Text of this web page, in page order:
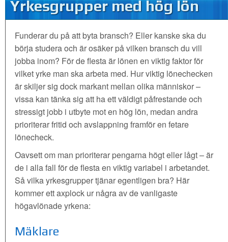
Yrkesgrupper med hög lön
Funderar du på att byta bransch? Eller kanske ska du
börja studera och är osäker på vilken bransch du vill
jobba inom? För de flesta är lönen en viktig faktor för
vilket yrke man ska arbeta med. Hur viktig lönechecken
är skiljer sig dock markant mellan olika människor –
vissa kan tänka sig att ha ett väldigt påfrestande och
stressigt jobb i utbyte mot en hög lön, medan andra
prioriterar fritid och avslappning framför en fetare
lönecheck.
Oavsett om man prioriterar pengarna högt eller lågt – är
de i alla fall för de flesta en viktig variabel i arbetandet.
Så vilka yrkesgrupper tjänar egentligen bra? Här
kommer ett axplock ur några av de vanligaste
högavlönade yrkena:
Mäklare